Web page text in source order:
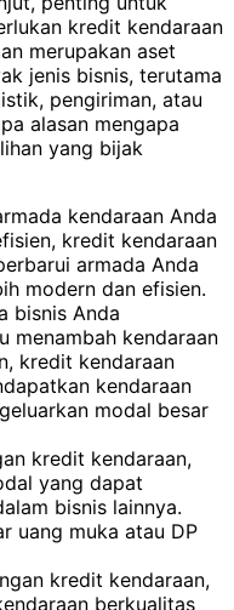
kredit kendaraan
merupakan aset
jenis bisnis, terutama
pengiriman, atau
alasan mengapa
yang bijak
kendaraan Anda
kredit kendaraan
armada Anda
modern dan efisien.
bisnis Anda
menambah kendaraan
kredit kendaraan
kendaraan
modal besar
kredit kendaraan,
yang dapat
bisnis lainnya.
uang muka atau DP
kredit kendaraan,
berkualitas